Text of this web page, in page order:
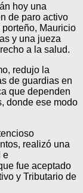
hoy una
de paro activo
Mauricio
y una jueza
a la salud.
redujo la
de guardias en
que dependen
donde ese modo
realizó una
e
fue aceptado
y Tributario de